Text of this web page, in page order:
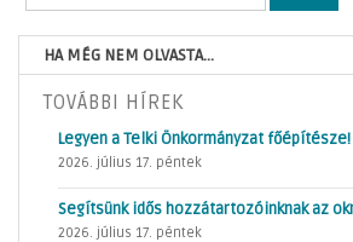
HA MÉG NEM OLVASTA...
TOVÁBBI HÍREK
Legyen a Telki Önkormányzat főépítésze!
2026. július 17. péntek
Segítsünk idős hozzátartozóinknak az
2026. július 17. péntek